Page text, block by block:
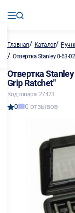
Главная/ Каталог/
/ Отвертка Stanley 0-63-
Отвертка
Grip Ratchet"
Код товара: 27473
0 0 отзывов